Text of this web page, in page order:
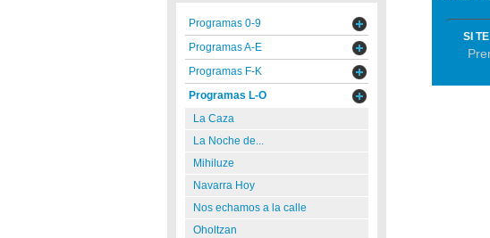
SI
Programas 0-9
Programas A-E
Programas F-K
Programas L-O
La Caza
La Noche de...
Mihiluze
Navarra Hoy
Nos echamos a la calle
Oholtzan